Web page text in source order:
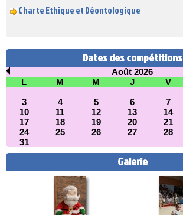
Charte Ethique et Déontologique
Dates des compétitions
Août 2026
L
M M J V
3
4 5 6 7
10
11 12 13 14
17
18 19 20 21
24
25 26 27 28
31
Galerie